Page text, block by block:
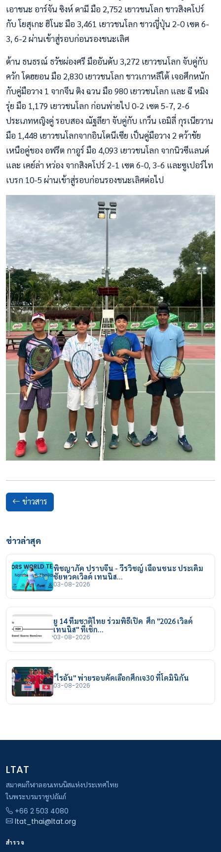
เอาชนะ อาร์จัน ซิงห์ ดามี มือ 2,752 เยาวชนโลก ชาวสิงคโปร์
กับ โยสุเกะ ฮิโนะ มือ 3,461 เยาวชนโลก ชาวญี่ปุ่น 2-0 เซต 6-
3, 6-2 ผ่านเข้าสู่รอบก่อนรองชนะเลิศ
ด้าน ธนธรณ์ ธวัชผ่องศรี มืออันดับ 3,272 เยาวชนโลก จับคู่กับ
ควัก โดฮยอน มือ 2,830 เยาวชนโลก ชาวเกาหลีใต้ เจอศึกหนัก
กับคู่มือวาง 1 จากจีน ติง ฉวน มือ 980 เยาวชนโลก และ ฉี หมิง
รุ่ย มือ 1,179 เยาวชนโลก ก่อนพ่ายไป 0-2 เซต 5-7, 2-6
ประเภทหญิงคู่ รอบสอง ณัฐลียา จับคู่กับ เกว็น เอมิลี่ กุรเนียวาน
มือ 1,448 เยาวชนโลกจากอินโดนีเซีย เป็นคู่มือวาง 2 คว้าชัย
เหนือคู่ของ อฟรีต กาอูร์ มือ 4,093 เยาวชนโลก จากนิวซีแลนด์
และ เคย์ล่า หว่อง จากสิงคโปร์ 2-1 เซต 6-0, 3-6 และซูเปอร์ไท
เบรก 10-5 ผ่านเข้าสู่รอบก่อนรองชนะเลิศต่อไป
ข่าวสาร
ข่าวล่าสุด
พิชญาภัค ปราบจีน - วีรวิชญ์ เฉือนชนะ ประเดิม
ชัยหวดเวิลด์ เทนนิส…
03-08-2026
ยู 14 ทีมชาติไทย ร่วมพิธีเปิด ศึก "2026 เวิลด์
เทนนิส" ที่เช็ก…
03-08-2026
"ไรอัน" พ่ายรอบคัดเลือกศึกเจ30 ที่โดมินิกัน
03-08-2026
LTAT
สมาคมกีฬาลอนเทนนิสแห่งประเทศไทย
ในพระบรมราชูปถัมภ์
+66 2 503 4080
ltat_thai@ltat.org
สำรวจ